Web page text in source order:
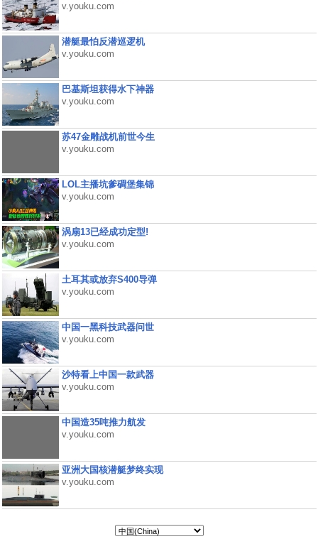
v.youku.com
潜艇最怕反潜巡逻机
v.youku.com
巴基斯坦获得水下神器
v.youku.com
苏47金雕战机前世今生
v.youku.com
LOL主播坑爹碉堡集锦
v.youku.com
涡扇13已经成功定型!
v.youku.com
土耳其或放弃S400导弹
v.youku.com
中国一黑科技武器问世
v.youku.com
沙特看上中国一款武器
v.youku.com
中国造35吨推力航发
v.youku.com
亚洲大国核潜艇梦终实现
v.youku.com